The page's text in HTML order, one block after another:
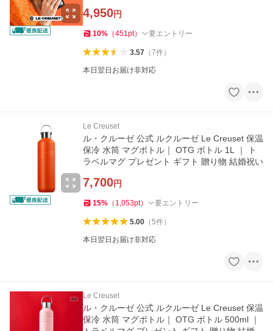
4,950円
10% （451pt） 要エントリー
3.57（7件）
本日翌日お届け非対応
Le Creuset
ル・クルーゼ 公式 ルクルーゼ Le Creuset 保温
保冷 水筒 マグボトル｜ OTG ボトル 1L ｜ ト
ラベルマグ プレゼント ギフト 贈り物 結婚祝い
7,700円
15% （ 1,053pt） 要エントリー
5.00（5件）
本日翌日お届け非対応
Le Creuset
ル・クルーゼ 公式 ルクルーゼ Le Creuset 保温
保冷 水筒 マグボトル｜ OTG ボトル 500ml ｜